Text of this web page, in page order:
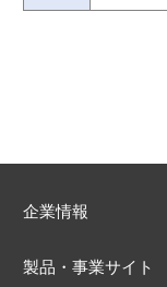
企業情報
製品・事業サイト